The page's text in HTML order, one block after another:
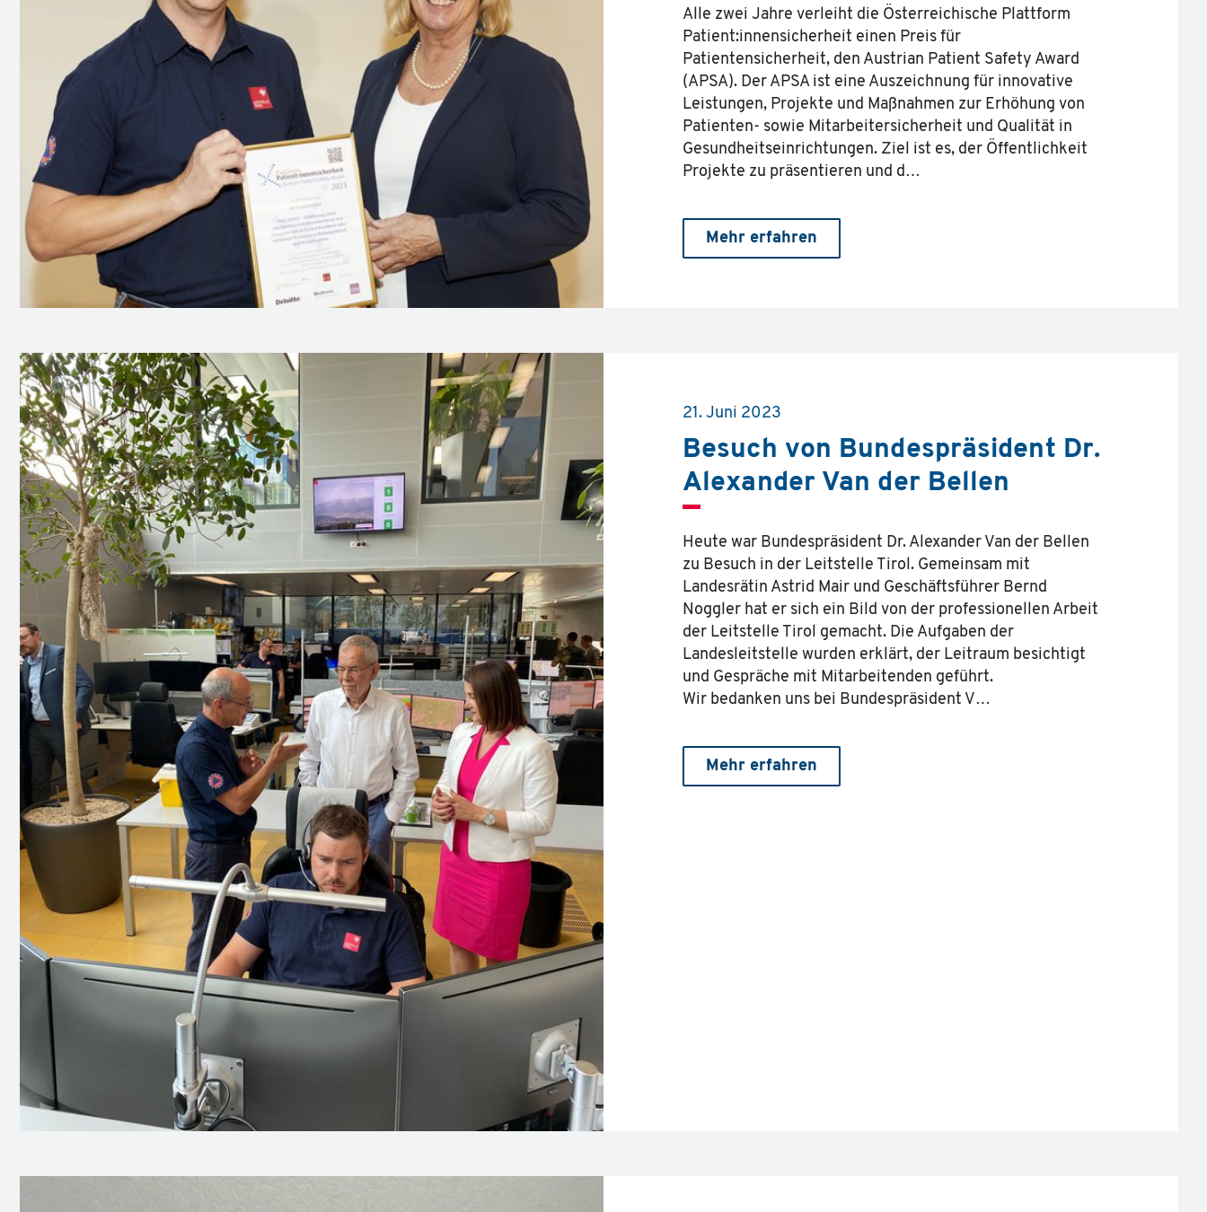
Alle zwei Jahre verleiht die Österreichische Plattform
Patient:innensicherheit einen Preis für
Patientensicherheit, den Austrian Patient Safety Award
(APSA). Der APSA ist eine Auszeichnung für innovative
Leistungen, Projekte und Maßnahmen zur Erhöhung von
Patienten- sowie Mitarbeitersicherheit und Qualität in
Gesundheitseinrichtungen. Ziel ist es, der Öffentlichkeit
Projekte zu präsentieren und d…
Mehr erfahren
21. Juni 2023
Besuch von Bundespräsident Dr.
Alexander Van der Bellen
Heute war Bundespräsident Dr. Alexander Van der Bellen
zu Besuch in der Leitstelle Tirol. Gemeinsam mit
Landesrätin Astrid Mair und Geschäftsführer Bernd
Noggler hat er sich ein Bild von der professionellen Arbeit
der Leitstelle Tirol gemacht. Die Aufgaben der
Landesleitstelle wurden erklärt, der Leitraum besichtigt
und Gespräche mit Mitarbeitenden geführt.
Wir bedanken uns bei Bundespräsident V…
Mehr erfahren